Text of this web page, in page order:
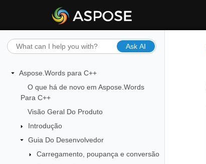
Ask AI
Aspose.Words para C++
O que há de novo em Aspose.Words
Para C++
Visão Geral Do Produto
Introdução
Guia Do Desenvolvedor
Carregamento, poupança e conversão